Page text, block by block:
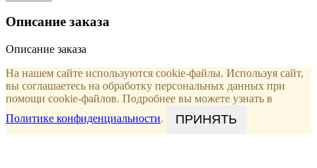
Описание заказа
Описание заказа
На нашем сайте используются cookie-файлы. Используя сайт,
вы соглашаетесь на обработку персональных данных при
помощи cookie-файлов. Подробнее вы можете узнать в
Политике конфиденциальности. ПРИНЯТЬ